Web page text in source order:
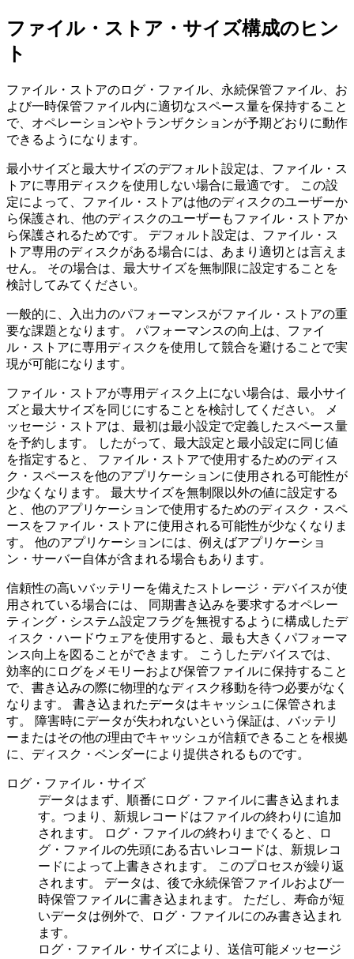
ファイル・ストア・サイズ構成のヒン
ト
ファイル・ストアのログ・ファイル、永続保管ファイル、お
よび一時保管ファイル内に適切なスペース量を保持すること
で、オペレーションやトランザクションが予期どおりに動作
できるようになります。
最小サイズと最大サイズのデフォルト設定は、ファイル・ス
トアに専用ディスクを使用しない場合に最適です。 この設
定によって、ファイル・ストアは他のディスクのユーザーか
ら保護され、他のディスクのユーザーもファイル・ストアか
ら保護されるためです。 デフォルト設定は、ファイル・ス
トア専用のディスクがある場合には、あまり適切とは言えま
せん。 その場合は、最大サイズを無制限に設定することを
検討してみてください。
一般的に、入出力のパフォーマンスがファイル・ストアの重
要な課題となります。 パフォーマンスの向上は、ファイ
ル・ストアに専用ディスクを使用して競合を避けることで実
現が可能になります。
ファイル・ストアが専用ディスク上にない場合は、最小サイ
ズと最大サイズを同じにすることを検討してください。 メ
ッセージ・ストアは、最初は最小設定で定義したスペース量
を予約します。 したがって、最大設定と最小設定に同じ値
を指定すると、 ファイル・ストアで使用するためのディス
ク・スペースを他のアプリケーションに使用される可能性が
少なくなります。 最大サイズを無制限以外の値に設定する
と、他のアプリケーションで使用するためのディスク・スペ
ースをファイル・ストアに使用される可能性が少なくなりま
す。 他のアプリケーションには、例えばアプリケーショ
ン・サーバー自体が含まれる場合もあります。
信頼性の高いバッテリーを備えたストレージ・デバイスが使
用されている場合には、 同期書き込みを要求するオペレー
ティング・システム設定フラグを無視するように構成したデ
ィスク・ハードウェアを使用すると、最も大きくパフォーマ
ンス向上を図ることができます。 こうしたデバイスでは、
効率的にログをメモリーおよび保管ファイルに保持すること
で、書き込みの際に物理的なディスク移動を待つ必要がなく
なります。 書き込まれたデータはキャッシュに保管されま
す。 障害時にデータが失われないという保証は、バッテリ
ーまたはその他の理由でキャッシュが信頼できることを根拠
に、ディスク・ベンダーにより提供されるものです。
ログ・ファイル・サイズ
データはまず、順番にログ・ファイルに書き込まれま
す。つまり、新規レコードはファイルの終わりに追加
されます。 ログ・ファイルの終わりまでくると、ロ
グ・ファイルの先頭にある古いレコードは、新規レコ
ードによって上書きされます。 このプロセスが繰り返
されます。 データは、後で永続保管ファイルおよび一
時保管ファイルに書き込まれます。 ただし、寿命が短
いデータは例外で、ログ・ファイルにのみ書き込まれ
ます。
ログ・ファイル・サイズにより、送信可能メッセージ